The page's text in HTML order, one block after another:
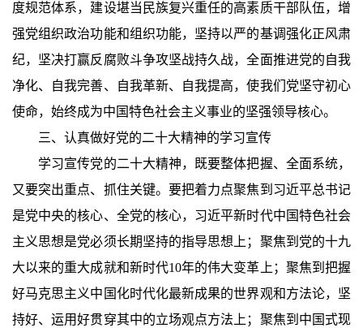
度规范体系，建设堪当民族复兴重任的高素质干部队伍，增
强党组织政治功能和组织功能，坚持以严的基调强化正风肃
纪，坚决打赢反腐败斗争攻坚战持久战，全面推进党的自我
净化、自我完善、自我革新、自我提高，使我们党坚守初心
使命，始终成为中国特色社会主义事业的坚强领导核心。
三、认真做好党的二十大精神的学习宣传
学习宣传党的二十大精神，既要整体把握、全面系统，
又要突出重点、抓住关键。要把着力点聚焦到习近平总书记
是党中央的核心、全党的核心，习近平新时代中国特色社会
主义思想是党必须长期坚持的指导思想上；聚焦到党的十九
大以来的重大成就和新时代10年的伟大变革上；聚焦到把握
好马克思主义中国化时代化最新成果的世界观和方法论，坚
持好、运用好贯穿其中的立场观点方法上；聚焦到中国式现